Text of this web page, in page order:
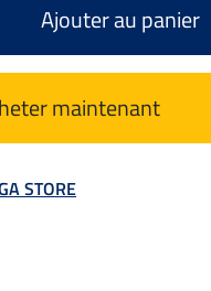
Ajouter au panier
maintenant
STORE